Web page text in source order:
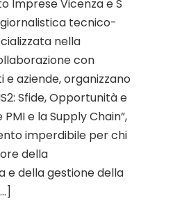
Imprese Vicenza e S
tecnico-
nella
con
aziende, organizzano
Sfide, Opportunità e
e la Supply Chain”,
imperdibile per chi
della
e della gestione della